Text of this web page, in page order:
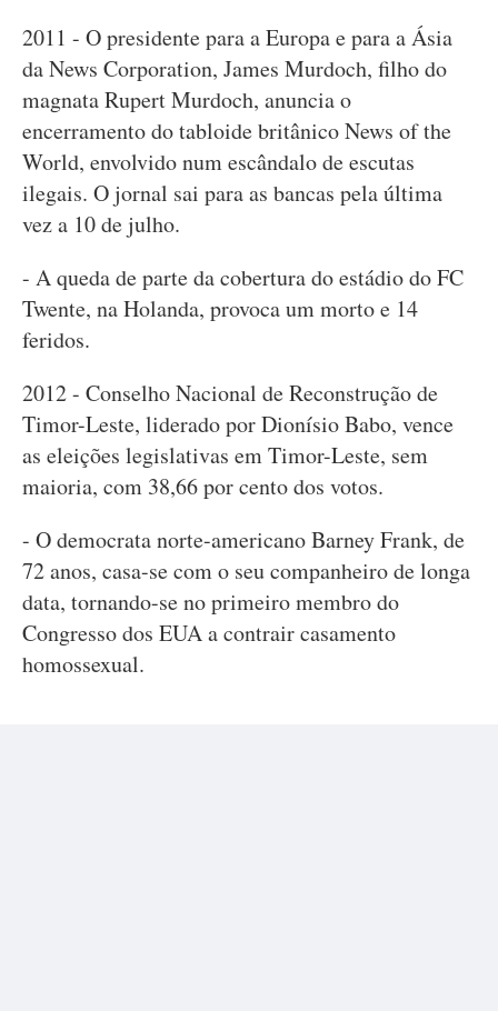
2011 - O presidente para a Europa e para a Ásia
da News Corporation, James Murdoch, filho do
magnata Rupert Murdoch, anuncia o
encerramento do tabloide britânico News of the
World, envolvido num escândalo de escutas
ilegais. O jornal sai para as bancas pela última
vez a 10 de julho.
- A queda de parte da cobertura do estádio do FC
Twente, na Holanda, provoca um morto e 14
feridos.
2012 - Conselho Nacional de Reconstrução de
Timor-Leste, liderado por Dionísio Babo, vence
as eleições legislativas em Timor-Leste, sem
maioria, com 38,66 por cento dos votos.
- O democrata norte-americano Barney Frank, de
72 anos, casa-se com o seu companheiro de longa
data, tornando-se no primeiro membro do
Congresso dos EUA a contrair casamento
homossexual.